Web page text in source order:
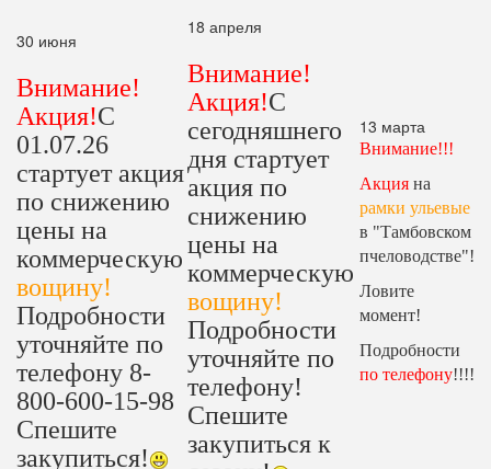
30 июня
Внимание!
Акция!С
01.07.26
стартует акция
по снижению
цены на
коммерческую
вощину!
Подробности
уточняйте по
телефону 8-
800-600-15-98
Спешите
закупиться!
18 апреля
Внимание!
Акция!С
сегодняшнего
дня стартует
акция по
снижению
цены на
коммерческую
вощину!
Подробности
уточняйте по
телефону!
Спешите
закупиться к
13 марта
Внимание!!!
Акция на
рамки ульевые
в "Тамбовском
пчеловодстве"!
Ловите
момент!
Подробности
по телефону!!!!